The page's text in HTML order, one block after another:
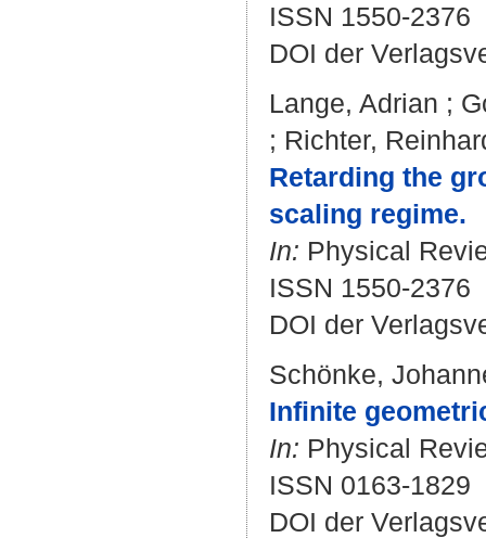
ISSN 1550-2376
DOI der
Lange, Adrian ;
; Richter,
Retarding the
scaling regime.
In: Physical
ISSN 1550-2376
DOI der
Schönke,
Infinite
In: Physical
ISSN 0163-1829
DOI der